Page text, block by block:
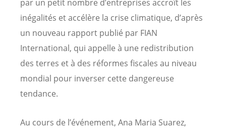
par un petit nombre d’entreprises accroît les
inégalités et accélère la crise climatique, d’après
un nouveau rapport publié par FIAN
International, qui appelle à une redistribution
des terres et à des réformes fiscales au niveau
mondial pour inverser cette dangereuse
tendance.
Au cours de l’événement, Ana Maria Suarez,